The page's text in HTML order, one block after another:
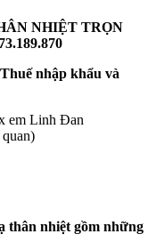
NHIỆT TRỌN
Thuế nhập khẩu và
em Linh Đan
thân nhiệt gồm những